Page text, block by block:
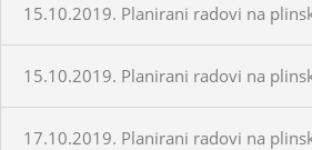
15.10.2019. Planirani radovi na
15.10.2019. Planirani radovi na
17.10.2019. Planirani radovi na